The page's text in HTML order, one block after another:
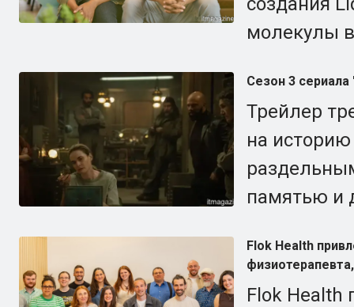
молекулы
Сезон 3
Трейлер
на
памятью и
Flok Health
Flok Health